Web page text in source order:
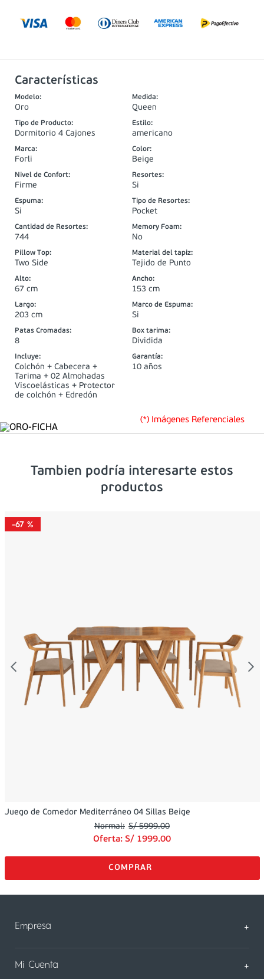
Características
Modelo:
Oro
Medida:
Queen
Tipo de Producto:
Dormitorio 4 Cajones
Estilo:
americano
Marca:
Forli
Color:
Beige
Nivel de Confort:
Firme
Resortes:
Si
Espuma:
Si
Tipo de Resortes:
Pocket
Cantidad de Resortes:
744
Memory Foam:
No
Pillow Top:
Two Side
Material del tapiz:
Tejido de Punto
Alto:
67 cm
Ancho:
153 cm
Largo:
203 cm
Marco de Espuma:
Si
Patas Cromadas:
8
Box tarima:
Dividida
Incluye:
Colchón + Cabecera +
Tarima + 02 Almohadas
Viscoelásticas + Protector
de colchón + Edredón
Garantía:
10 años
(*) Imágenes Referenciales
Tambien podría interesarte estos
productos
-67 %
Juego de Comedor Mediterráneo 04 Sillas Beige
S/ 5999.00
Oferta: S/ 1999.00
Empresa +
Sobre Nosotros
Mi Cuenta +